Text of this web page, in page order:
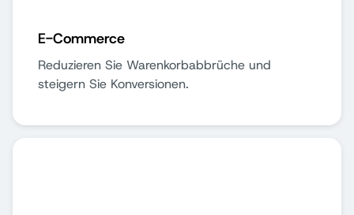
E-Commerce
Reduzieren Sie Warenkorbabbrüche und
steigern Sie Konversionen.